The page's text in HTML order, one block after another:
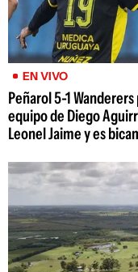
EN VIVO
Peñarol 5-1
equipo de Diego
Leonel Jaime y es